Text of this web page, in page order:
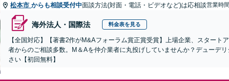
松本市 からも相談受付中面談方法(対面・電話・ビデオなど)は応相談営業時
海外法人・国際法 料金表を見る
【全国対応】【著書2作がM&Aフォーラム賞正賞受賞】上場企業、スタート
者からのご相談多数。M＆Aを仲介業者に丸投げしていませんか？デューデ
さい【初回無料】